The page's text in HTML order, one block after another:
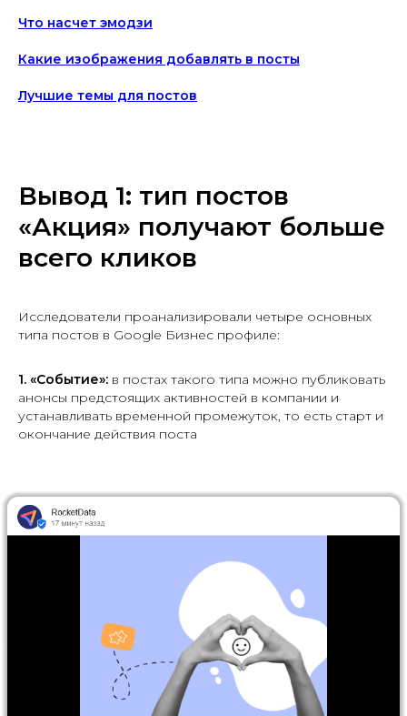
Что насчет эмодзи
Какие изображения добавлять в посты
Лучшие темы для постов
Вывод 1: тип постов
«Акция» получают больше
всего кликов
Исследователи проанализировали четыре основных
типа постов в Google Бизнес профиле:
1. «Событие»: в постах такого типа можно публиковать
анонсы предстоящих активностей в компании и
устанавливать временной промежуток, то есть старт и
окончание действия поста